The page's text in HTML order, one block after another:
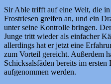
Sir Able trifft auf eine Welt, die
Frostriesen greifen an, und ein
unter seine Kontrolle bringen.
Junge tritt wieder als einfacher
allerdings hat er jetzt eine
zum Vorteil gereicht. Außerdem
Schicksalsfäden bereits im
aufgenommen werden.